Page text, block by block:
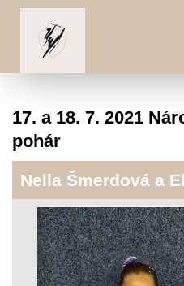
17. a 18. 7. 2021
pohár
Nella Šmerdová a